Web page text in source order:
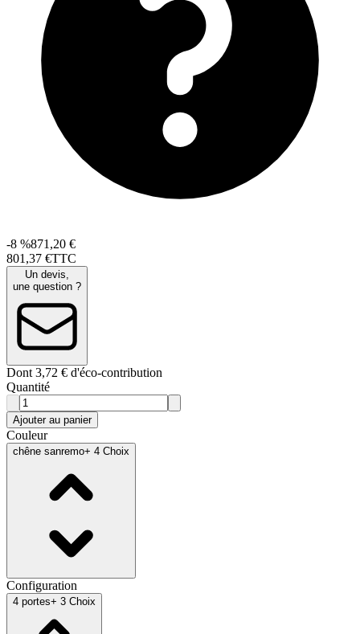
-8 %871,20 €
801 ,37 €TTC
Un devis,
une question ?
Dont 3,72 € d'éco-contribution
Quantité
Ajouter au panier
Couleur
chêne sanremo+ 4 Choix
Configuration
4 portes+ 3 Choix